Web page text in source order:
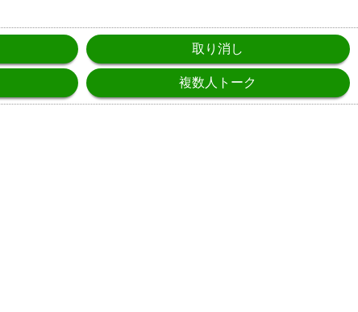
取り消し
複数人トーク